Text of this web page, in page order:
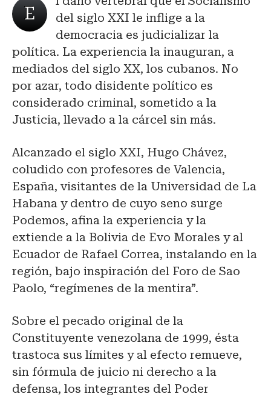
E
del siglo XXI le inflige a la
democracia es judicializar la
política. La experiencia la inauguran, a
mediados del siglo XX, los cubanos. No
por azar, todo disidente político es
considerado criminal, sometido a la
Justicia, llevado a la cárcel sin más.
Alcanzado el siglo XXI, Hugo Chávez,
coludido con profesores de Valencia,
España, visitantes de la Universidad de La
Habana y dentro de cuyo seno surge
Podemos, afina la experiencia y la
extiende a la Bolivia de Evo Morales y al
Ecuador de Rafael Correa, instalando en la
región, bajo inspiración del Foro de Sao
Paolo, “regímenes de la mentira”.
Sobre el pecado original de la
Constituyente venezolana de 1999, ésta
trastoca sus límites y al efecto remueve,
sin fórmula de juicio ni derecho a la
defensa, los integrantes del Poder